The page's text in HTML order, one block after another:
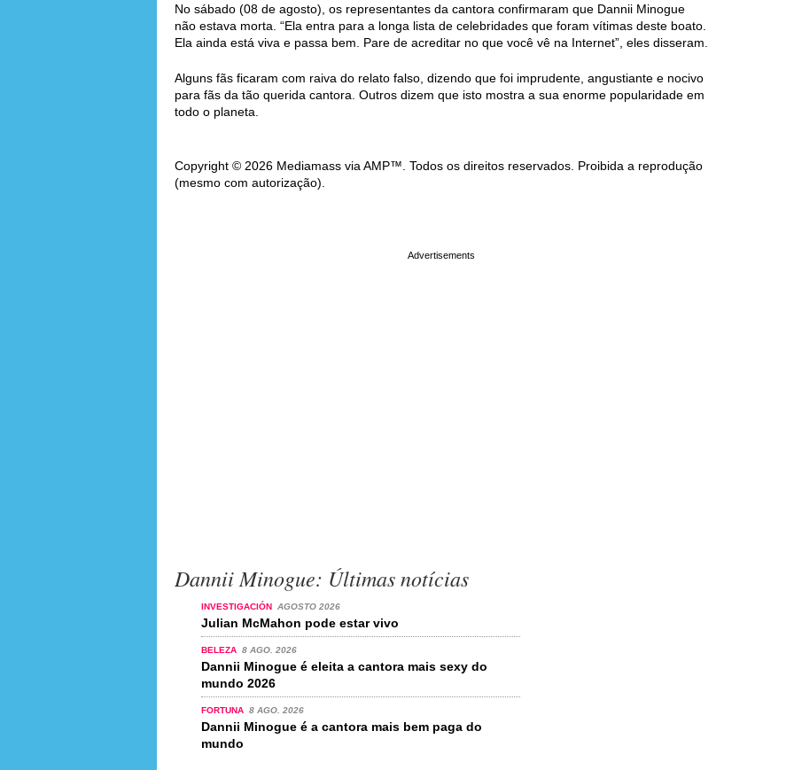
No sábado (08 de agosto), os representantes da cantora confirmaram que Dannii Minogue
não estava morta. “Ela entra para a longa lista de celebridades que foram vítimas deste boato.
Ela ainda está viva e passa bem. Pare de acreditar no que você vê na Internet”, eles disseram.
Alguns fãs ficaram com raiva do relato falso, dizendo que foi imprudente, angustiante e nocivo
para fãs da tão querida cantora. Outros dizem que isto mostra a sua enorme popularidade em
todo o planeta.
Copyright © 2026 Mediamass via AMP™. Todos os direitos reservados. Proibida a reprodução
(mesmo com autorização).
Dannii Minogue: Últimas notícias
INVESTIGACIÓN AGOSTO 2026
Julian McMahon pode estar vivo
BELEZA 8 AGO. 2026
Dannii Minogue é eleita a cantora mais sexy do
mundo 2026
FORTUNA 8 AGO. 2026
Dannii Minogue é a cantora mais bem paga do
mundo